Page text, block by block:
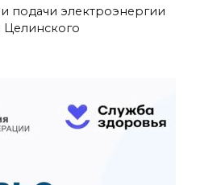
подачи электроэнергии
Целинского